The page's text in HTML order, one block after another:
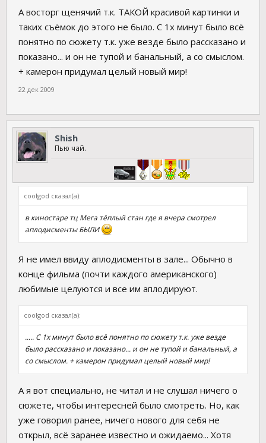
А восторг щенячий т.к. ТАКОЙ красивой картинки и
таких съёмок до этого не было. С 1х минут было всё
понятно по сюжету т.к. уже везде было рассказано и
показано... и он не тупой и банальный, а со смыслом.
+ камерон придумал целый новый мир!
22 дек 2009
Shish
Пью чай.
coolgod сказал(а):
в киностаре тц Мега тёплый стан где я вчера смотрел
аплодисменты БЫЛИ
Я не имел ввиду аплодисменты в зале... Обычно в
конце фильма (почти каждого американского)
любимые целуются и все им аплодируют.
coolgod сказал(а):
..... С 1х минут было всё понятно по сюжету т.к. уже везде
было рассказано и показано... и он не тупой и банальный, а
со смыслом. + камерон придумал целый новый мир!
А я вот специально, не читал и не слушал ничего о
сюжете, чтобы интересней было смотреть. Но, как
уже говорил ранее, ничего нового для себя не
открыл, всё заранее известно и ожидаемо... Хотя